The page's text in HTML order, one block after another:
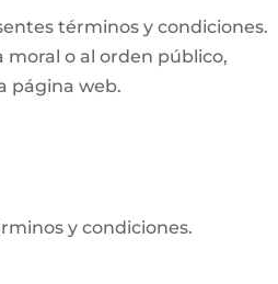
términos y condiciones.
moral o al orden público,
página web.
y condiciones.